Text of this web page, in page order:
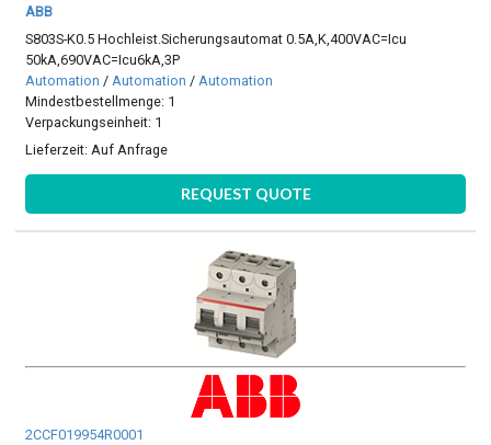
ABB
S803S-K0.5 Hochleist.Sicherungsautomat 0.5A,K,400VAC=Icu
50kA,690VAC=Icu6kA,3P
Automation / Automation / Automation
Mindestbestellmenge: 1
Verpackungseinheit: 1
Lieferzeit:Auf Anfrage
REQUEST QUOTE
2CCF019954R0001